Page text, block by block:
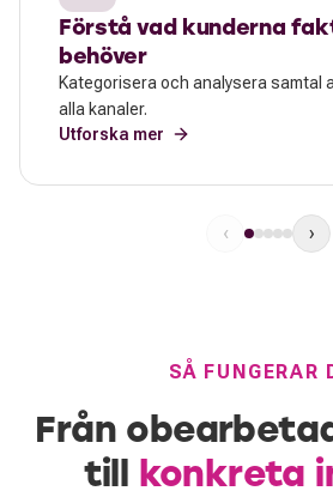
Förstå vad kunderna
behöver
Kategorisera och analysera samtal
alla kanaler.
Utforska mer
‹ ›
SÅ FUNGERAR
Från
till konkreta